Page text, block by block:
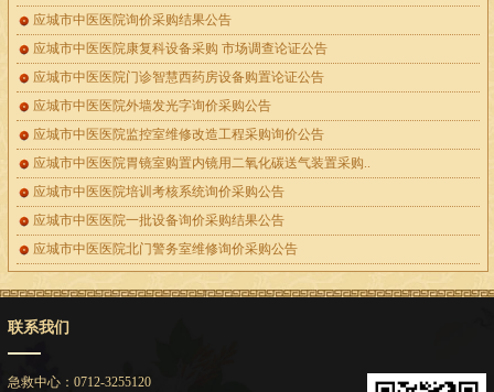
应城市中医医院询价采购结果公告
应城市中医医院康复科设备采购 市场调查论证公告
应城市中医医院门诊智慧西药房设备购置论证公告
应城市中医医院外墙发光字询价采购公告
应城市中医医院监控室维修改造工程采购询价公告
应城市中医医院胃镜室购置内镜用二氧化碳送气装置采购..
应城市中医医院培训考核系统询价采购公告
应城市中医医院一批设备询价采购结果公告
应城市中医医院北门警务室维修询价采购公告
联系我们
急救中心：0712-3255120